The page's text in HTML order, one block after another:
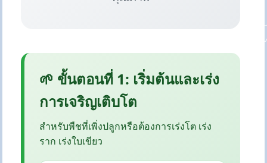
🌱 ขั้นตอนที่ 1: เริ่มต้นและเร่ง
การเจริญเติบโต
สำหรับพืชที่เพิ่งปลูกหรือต้องการเร่งโต เร่ง
ราก เร่งใบเขียว